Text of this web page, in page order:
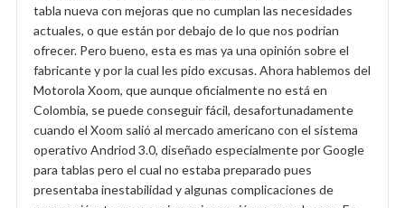
tabla nueva con mejoras que no cumplan las necesidades
actuales, o que están por debajo de lo que nos podrían
ofrecer. Pero bueno, esta es mas ya una opinión sobre el
fabricante y por la cual les pido excusas. Ahora hablemos del
Motorola Xoom, que aunque oficialmente no está en
Colombia, se puede conseguir fácil, desafortunadamente
cuando el Xoom salió al mercado americano con el sistema
operativo Andriod 3.0, diseñado especialmente por Google
para tablas pero el cual no estaba preparado pues
presentaba inestabilidad y algunas complicaciones de